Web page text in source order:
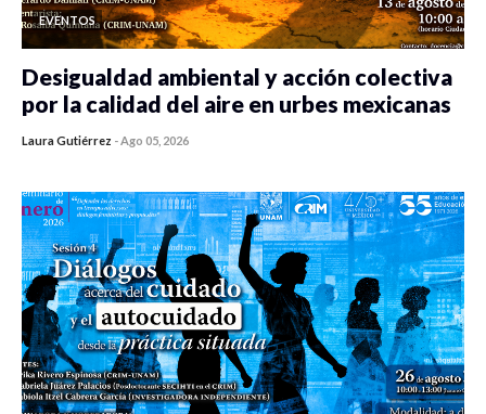
EVENTOS
Desigualdad ambiental y acción colectiva
por la calidad del aire en urbes mexicanas
Laura Gutiérrez -Ago 05, 2026